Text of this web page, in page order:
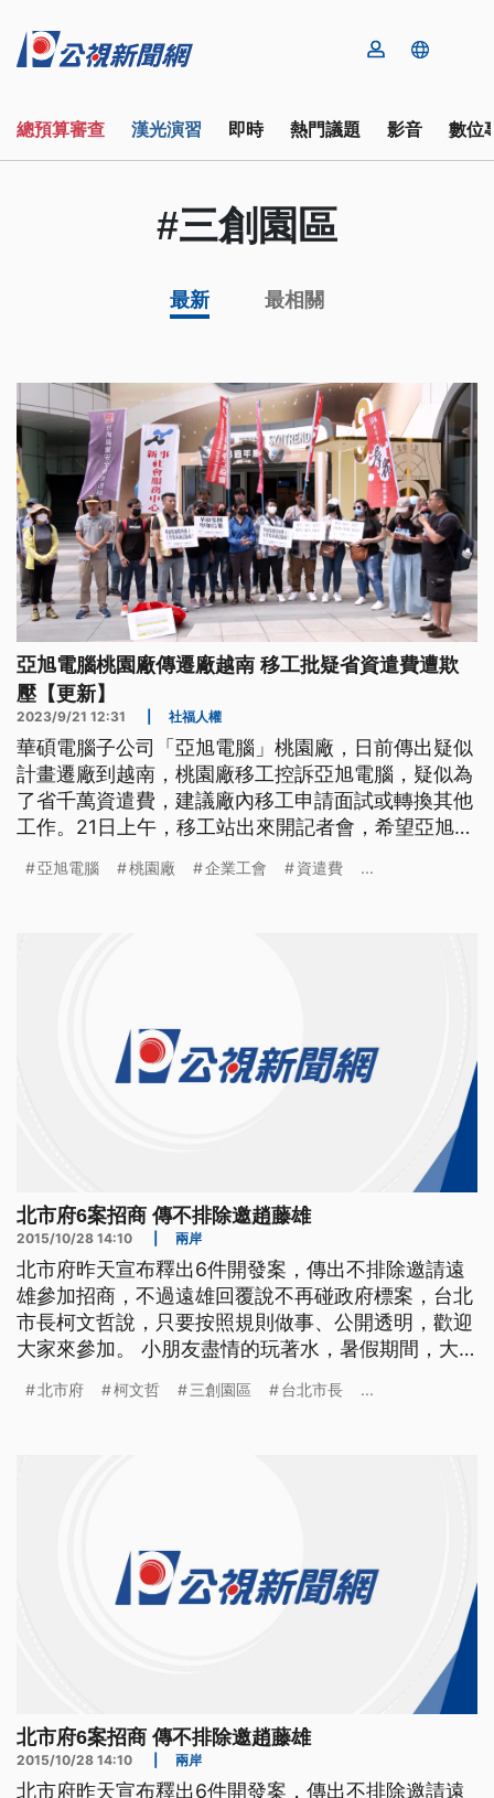
總預算審查 漢光演習 即時 熱門議題 影音 數位
#三創園區
最新 最相關
亞旭電腦桃園廠傳遷廠越南 移工批疑省資遣費遭欺
壓【更新】
2023/9/21 12:31 社福人權
華碩電腦子公司「亞旭電腦」桃園廠，日前傳出疑似
計畫遷廠到越南，桃園廠移工控訴亞旭電腦，疑似為
了省千萬資遣費，建議廠內移工申請面試或轉換其他
工作。21日上午，移工站出來開記者會，希望亞旭電
解目前亞旭電腦桃園廠可能計畫關廠，正介入協助
亞旭電腦 桃園廠 企業工會 資遣費 ...
北市府6案招商 傳不排除邀趙藤雄
2015/10/28 14:10 兩岸
北市府昨天宣布釋出6件開發案，傳出不排除邀請遠
雄參加招商，不過遠雄回覆說不再碰政府標案，台北
市長柯文哲說，只要按照規則做事、公開透明，歡迎
大家來參加。 小朋友盡情的玩著水，暑假期間，大
號開幕，柯文哲就到場視察，由於市府10號要進行開
北市府 柯文哲 三創園區 台北市長 ...
北市府6案招商 傳不排除邀趙藤雄
2015/10/28 14:10 兩岸
北市府昨天宣布釋出6件開發案，傳出不排除邀請遠